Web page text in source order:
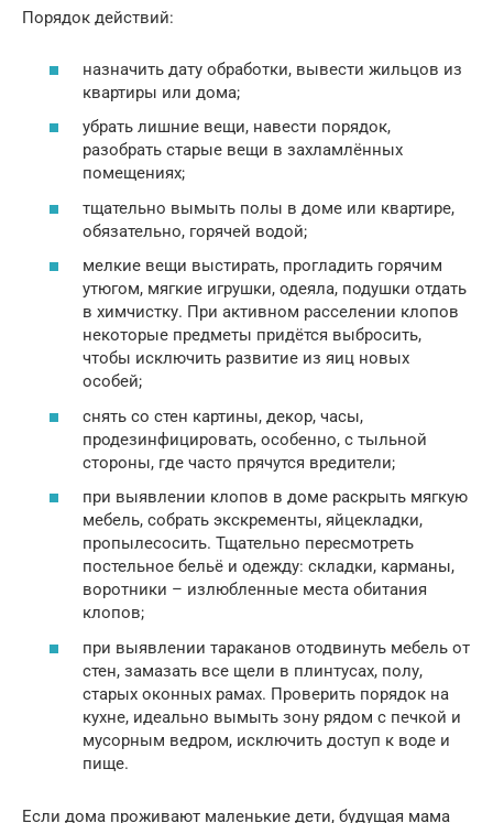
Порядок действий:
назначить дату обработки, вывести жильцов из
квартиры или дома;
убрать лишние вещи, навести порядок,
разобрать старые вещи в захламлённых
помещениях;
тщательно вымыть полы в доме или квартире,
обязательно, горячей водой;
мелкие вещи выстирать, прогладить горячим
утюгом, мягкие игрушки, одеяла, подушки отдать
в химчистку. При активном расселении клопов
некоторые предметы придётся выбросить,
чтобы исключить развитие из яиц новых
особей;
снять со стен картины, декор, часы,
продезинфицировать, особенно, с тыльной
стороны, где часто прячутся вредители;
при выявлении клопов в доме раскрыть мягкую
мебель, собрать экскременты, яйцекладки,
пропылесосить. Тщательно пересмотреть
постельное бельё и одежду: складки, карманы,
воротники – излюбленные места обитания
клопов;
при выявлении тараканов отодвинуть мебель от
стен, замазать все щели в плинтусах, полу,
старых оконных рамах. Проверить порядок на
кухне, идеально вымыть зону рядом с печкой и
мусорным ведром, исключить доступ к воде и
пище.
Если дома проживают маленькие дети, будущая мама